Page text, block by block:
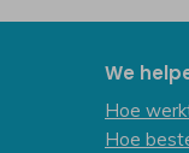
We
Hoe
Hoe